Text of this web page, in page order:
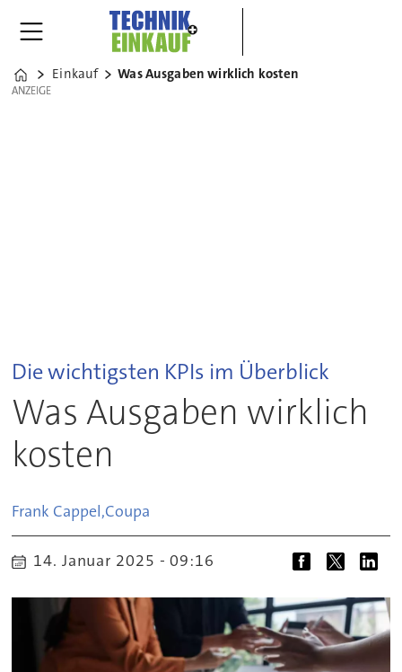
Home
Einkauf Was Ausgaben wirklich kosten
ANZEIGE
ANZEIGE
Die wichtigsten KPIs im Überblick
Was Ausgaben wirklich
kosten
Frank Cappel,Coupa
14. Januar 2025 - 09:16